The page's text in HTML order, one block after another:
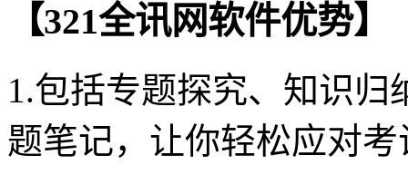
【321全讯网软件优势】
1.包括专题探究、知识
题笔记，让你轻松应对考